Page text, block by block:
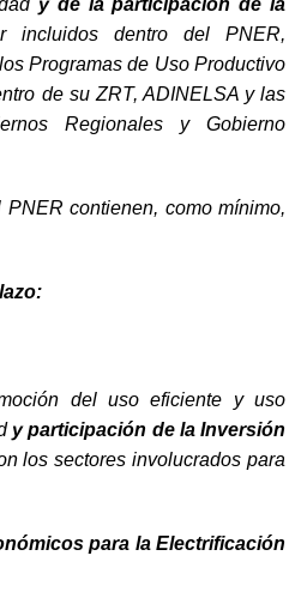
incluidos dentro del PNER,
Programas de Uso Productivo
de su ZRT, ADINELSA y las
Regionales y Gobierno
contienen, como mínimo,
del uso eficiente y uso
y participación de la Inversión
los sectores involucrados para
para la Electrificación